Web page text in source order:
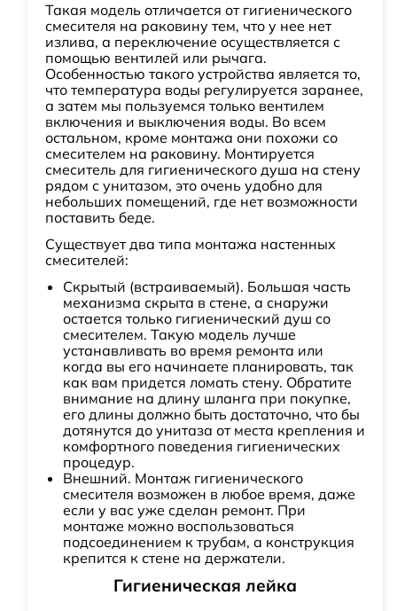
Такая модель отличается от гигиенического
смесителя на раковину тем, что у нее нет
излива, а переключение осуществляется с
помощью вентилей или рычага.
Особенностью такого устройства является то,
что температура воды регулируется заранее,
а затем мы пользуемся только вентилем
включения и выключения воды. Во всем
остальном, кроме монтажа они похожи со
смесителем на раковину. Монтируется
смеситель для гигиенического душа на стену
рядом с унитазом, это очень удобно для
небольших помещений, где нет возможности
поставить беде.
Существует два типа монтажа настенных
смесителей:
Скрытый (встраиваемый). Большая часть
механизма скрыта в стене, а снаружи
остается только гигиенический душ со
смесителем. Такую модель лучше
устанавливать во время ремонта или
когда вы его начинаете планировать, так
как вам придется ломать стену. Обратите
внимание на длину шланга при покупке,
его длины должно быть достаточно, что бы
дотянутся до унитаза от места крепления и
комфортного поведения гигиенических
процедур.
Внешний. Монтаж гигиенического
смесителя возможен в любое время, даже
если у вас уже сделан ремонт. При
монтаже можно воспользоваться
подсоединением к трубам, а конструкция
крепится к стене на держатели.
Гигиеническая лейка